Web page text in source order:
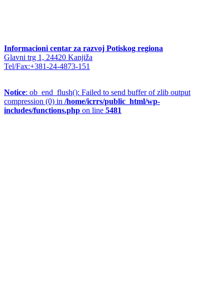
Informacioni centar za razvoj Potiskog regiona
Glavni trg 1, 24420 Kanjiža
Tel/Fax:+381-24-4873-151
Notice: ob_end_flush(): Failed to send buffer of zlib output
compression (0) in /home/icrrs/public_html/wp-
includes/functions.php on line 5481